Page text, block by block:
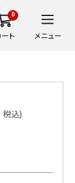
0
ート メニュー
税込)